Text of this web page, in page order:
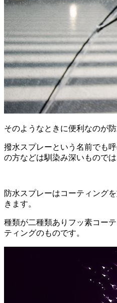
そのようなときに便利なのが防
撥水スプレーという名前でも
の方などは馴染み深いものでは
防水スプレーはコーティング
きます。
種類が二種類ありフッ素コー
ティングのものです。